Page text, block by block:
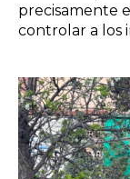
precisamente
controlar a los